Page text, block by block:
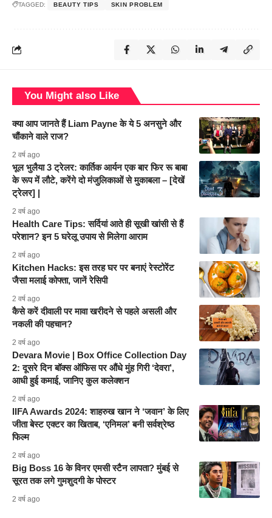
TAGGED: BEAUTY TIPS SKIN PROBLEM
You Might also Like
क्या आप जानते हैं Liam Payne के ये 5 अनसुने और
चौंकाने वाले राज?
2 वर्ष ago
भूल भुलैया 3 ट्रेलर: कार्तिक आर्यन एक बार फिर रू बाबा
के रूप में लौटे, करेंगे दो मंजुलिकाओं से मुकाबला – [देखें
ट्रेलर] |
2 वर्ष ago
Health Care Tips: सर्दियां आते ही सूखी खांसी से हैं
परेशान? इन 5 घरेलू उपाय से मिलेगा आराम
2 वर्ष ago
Kitchen Hacks: इस तरह घर पर बनाएं रेस्टोरेंट
जैसा मलाई कोफ्ता, जानें रेसिपी
2 वर्ष ago
कैसे करें दीवाली पर मावा खरीदने से पहले असली और
नकली की पहचान?
2 वर्ष ago
Devara Movie | Box Office Collection Day
2: दूसरे दिन बॉक्स ऑफिस पर औंधे मुंह गिरी ‘देवरा’,
आधी हुई कमाई, जानिए कुल कलेक्शन
2 वर्ष ago
IIFA Awards 2024: शाहरुख खान ने ‘जवान’ के लिए
जीता बेस्ट एक्टर का खिताब, ‘एनिमल’ बनी सर्वश्रेष्ठ
फिल्म
2 वर्ष ago
Big Boss 16 के विनर एमसी स्टैन लापता? मुंबई से
सूरत तक लगे गुमशुदगी के पोस्टर
2 वर्ष ago